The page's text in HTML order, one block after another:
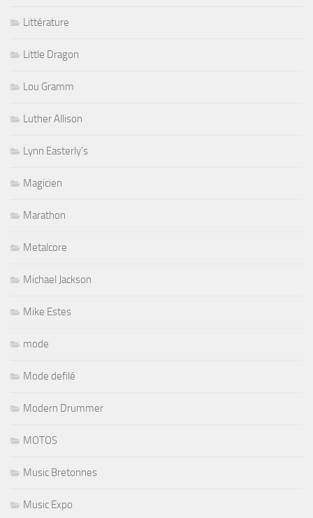
Littérature
Little Dragon
Lou Gramm
Luther Allison
Lynn Easterly's
Magicien
Marathon
Metalcore
Michael Jackson
Mike Estes
mode
Mode defilé
Modern Drummer
MOTOS
Music Bretonnes
Music Expo